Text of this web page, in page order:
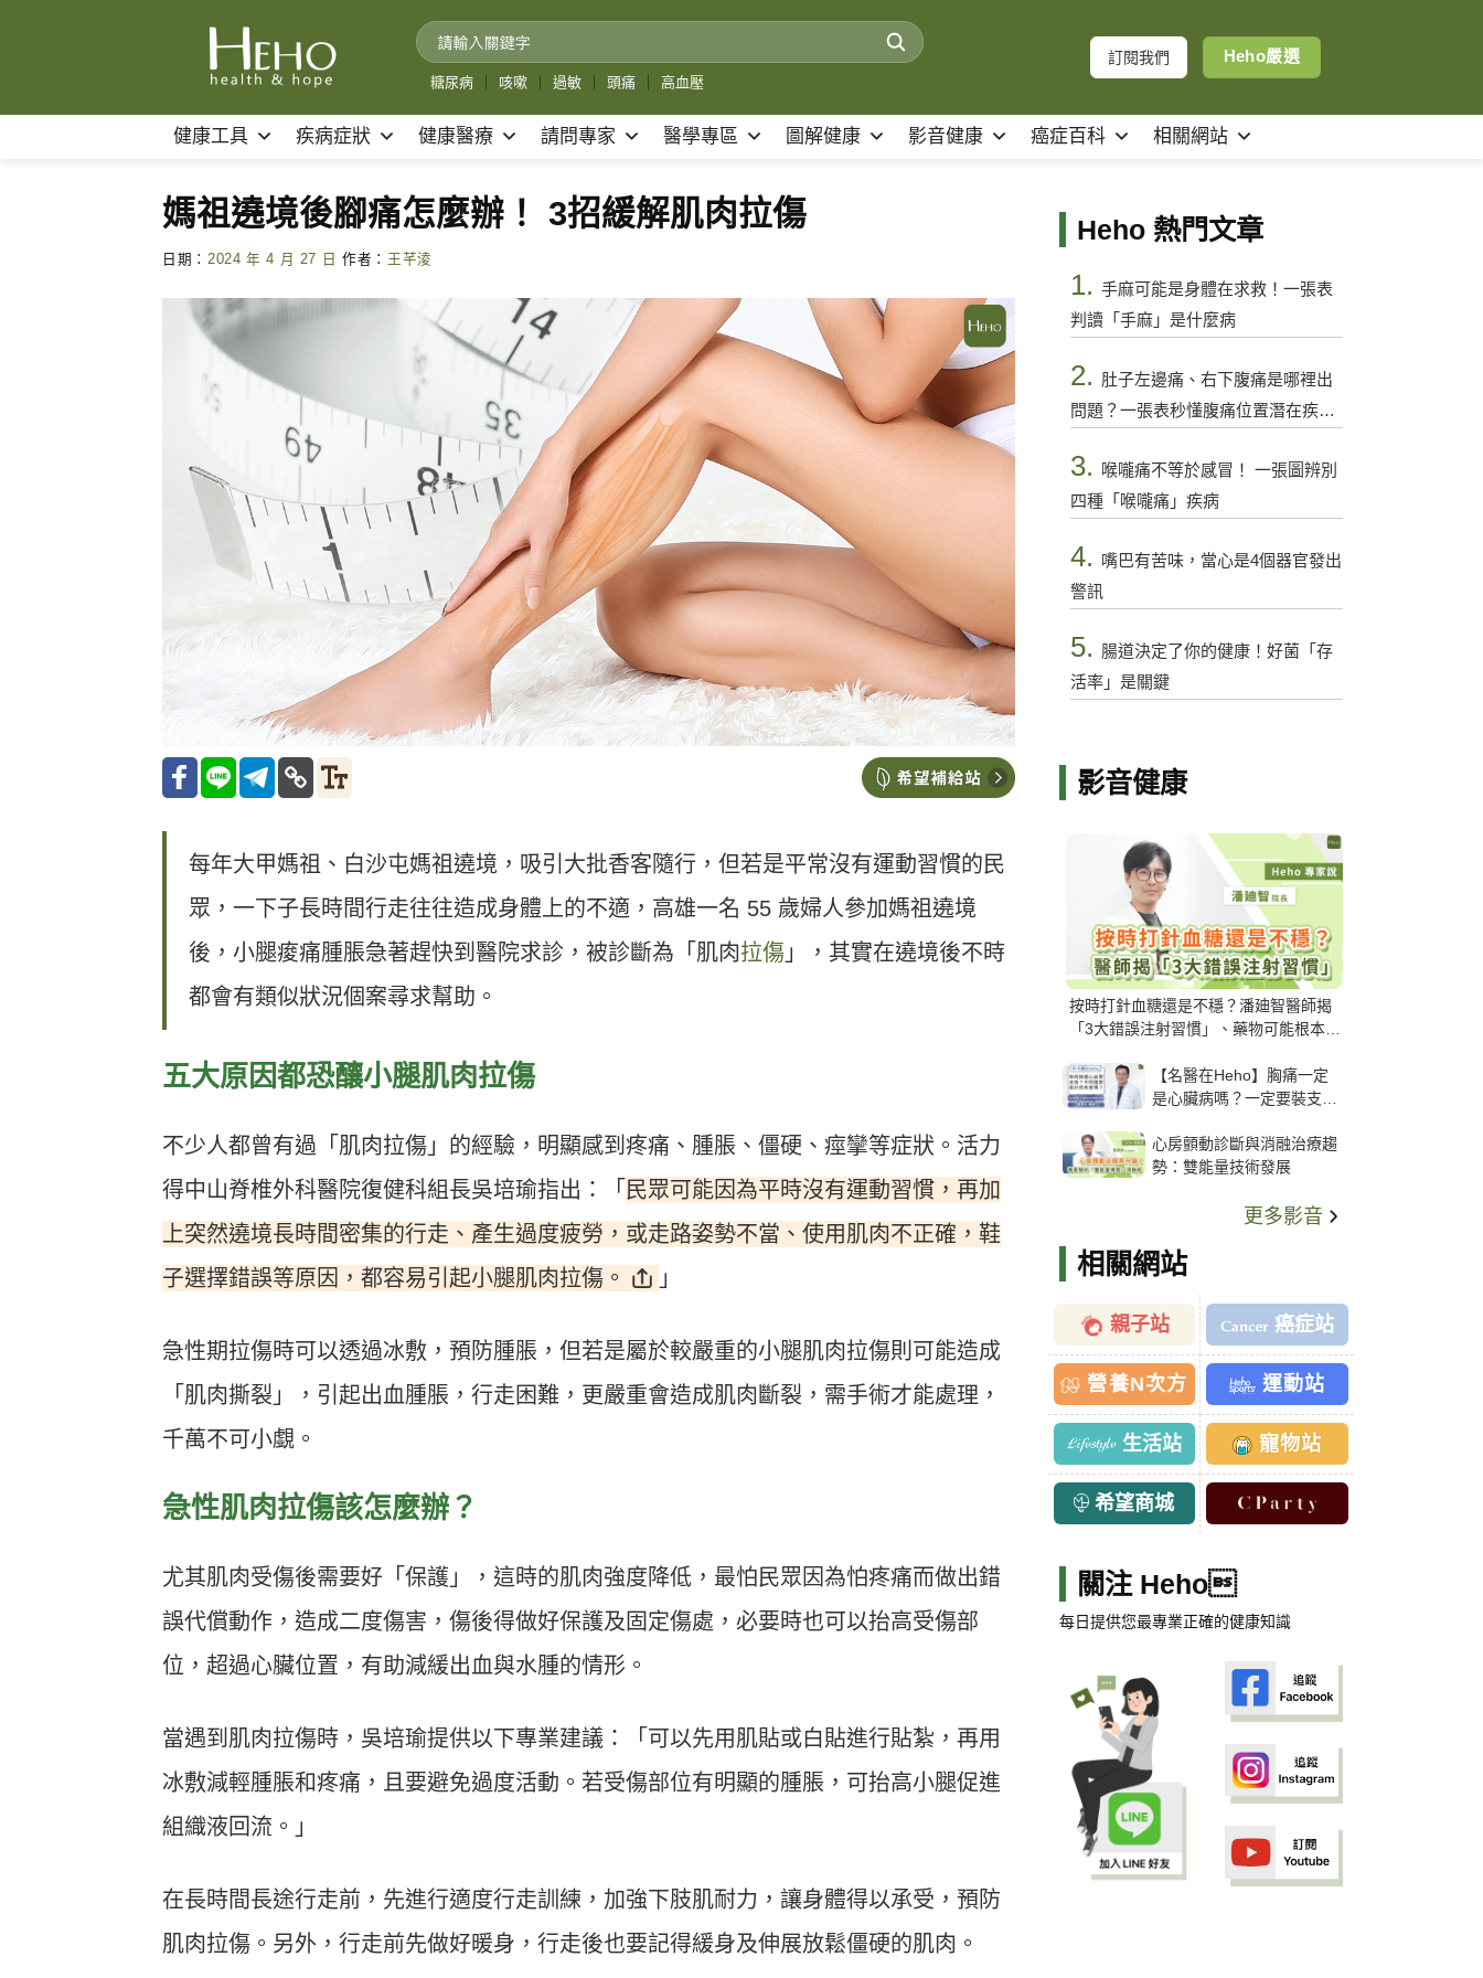
糖尿病 咳嗽 過敏 頭痛 高血壓
訂閱我們 Heho嚴選
健康工具 疾病症狀 健康醫療 請問專家 醫學專區 圖解健康 影音健康 癌症百科 相關網站
媽祖遶境後腳痛怎麼辦！ 3招緩解肌肉拉傷
日期： 2024 年 4 月 27 日 作者： 王芊淩
每年大甲媽祖、白沙屯媽祖遶境，吸引大批香客隨行，但若是平常沒有運動習慣的民
眾，一下子長時間行走往往造成身體上的不適，高雄一名 55 歲婦人參加媽祖遶境
後，小腿痠痛腫脹急著趕快到醫院求診，被診斷為「肌肉拉傷 」，其實在遶境後不時
都會有類似狀況個案尋求幫助。
五大原因都恐釀小腿肌肉拉傷
不少人都曾有過「肌肉拉傷」的經驗，明顯感到疼痛、腫脹、僵硬、痙攣等症狀。活力
得中山脊椎外科醫院復健科組長吳培瑜指出：「 民眾可能因為平時沒有運動習慣，再加
上突然遶境長時間密集的行走、產生過度疲勞，或走路姿勢不當、使用肌肉不正確，鞋
子選擇錯誤等原因，都容易引起小腿肌肉拉傷。
」
急性期拉傷時可以透過冰敷，預防腫脹，但若是屬於較嚴重的小腿肌肉拉傷則可能造成
「肌肉撕裂」，引起出血腫脹，行走困難，更嚴重會造成肌肉斷裂，需手術才能處理，
千萬不可小覷。
急性肌肉拉傷該怎麼辦？
尤其肌肉受傷後需要好「保護」，這時的肌肉強度降低，最怕民眾因為怕疼痛而做出錯
誤代償動作，造成二度傷害，傷後得做好保護及固定傷處，必要時也可以抬高受傷部
位，超過心臟位置，有助減緩出血與水腫的情形。
當遇到肌肉拉傷時，吳培瑜提供以下專業建議：「可以先用肌貼或白貼進行貼紮，再用
冰敷減輕腫脹和疼痛，且要避免過度活動。若受傷部位有明顯的腫脹，可抬高小腿促進
組織液回流。」
在長時間長途行走前，先進行適度行走訓練，加強下肢肌耐力，讓身體得以承受，預防
肌肉拉傷。另外，行走前先做好暖身，行走後也要記得緩身及伸展放鬆僵硬的肌肉。
Heho 熱門文章
1. 手麻可能是身體在求救！一張表
判讀「手麻」是什麼病
2. 肚子左邊痛、右下腹痛是哪裡出
問題？一張表秒懂腹痛位置潛在疾病
3.
喉嚨痛不等於感冒！ 一張圖辨別
四種「喉嚨痛」疾病
4. 嘴巴有苦味，當心是4個器官發出
警訊
5. 腸道決定了你的健康！好菌「存
活率」是關鍵
影音健康
按時打針血糖還是不穩？潘廸智醫師揭
「3大錯誤注射習慣」、藥物可能根本沒
【名醫在Heho】胸痛一定
是心臟病嗎？一定要裝支
解析支架種類、風險與選擇
關鍵
心房顫動診斷與消融治療趨
勢：雙能量技術發展
更多影音
相關網站
親子站 癌症站
營養N次方 運動站
生活站 寵物站
希望商城
關注 Heho
每日提供您最專業正確的健康知識